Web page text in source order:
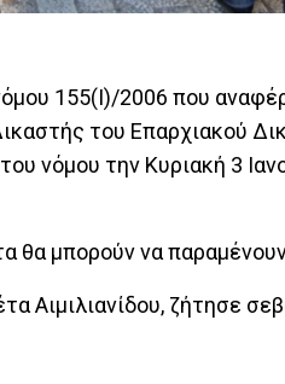
155(Ι)/2006 που
του Επαρχιακού
νόμου την Κυριακή 3
μπορούν να παραμένουν
Αιμιλιανίδου, ζήτησε